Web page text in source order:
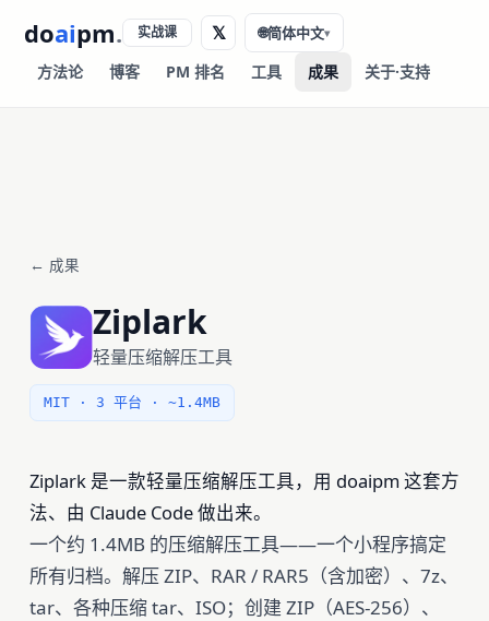
doaipm.
方法论 博客 PM 排名 工具 成果 关于·支持
实战课 𝕏 🌐简体中文▾
← 成果
Ziplark
轻量压缩解压工具
MIT · 3 平台 · ~1.4MB
Ziplark 是一款轻量压缩解压工具，用 doaipm 这套方
法、由 Claude Code 做出来。
一个约 1.4MB 的压缩解压工具——一个小程序搞定
所有归档。解压 ZIP、RAR / RAR5（含加密）、7z、
tar、各种压缩 tar、ISO；创建 ZIP（AES-256）、